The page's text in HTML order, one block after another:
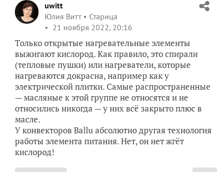
uwitt
Юлия Витт
Старица
21 ноября 2022, 20:16
Только открытые нагревательные элементы
выжигают кислород. Как правило, это спирали
(тепловые пушки) или нагреватели, которые
нагреваются докрасна, например как у
электрической плитки. Самые распространенные
— масляные к этой группе не относятся и не
относились никогда — у них всё закрыто плюс в
масле.
У конвекторов Ballu абсолютно другая технология
работы элемента питания. Нет, он нет жгёт
кислород!